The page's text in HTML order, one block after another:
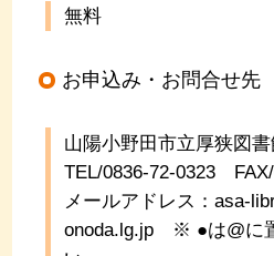
無料
お申込み・お問合せ先
山陽小野田市立厚狭図
TEL/0836-72-0323
メールアドレス：asa-
onoda.lg.jp ※ ●は@に